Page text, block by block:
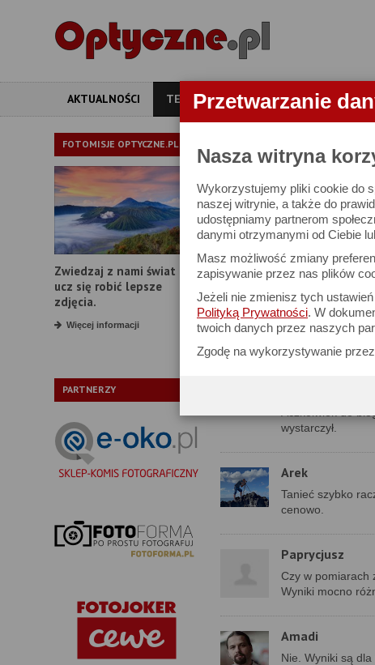
Przetwarzanie
Nasza witryna
Wykorzystujemy pliki cookie do
naszej witrynie, a także do
udostępniamy partnerom
danymi otrzymanymi od Ciebie
Masz możliwość zmiany
zapisywanie przez nas plików
Jeżeli nie zmienisz tych
Polityką Prywatności. W
twoich danych przez naszych
Zgodę na wykorzystywanie
AKTUALNOŚCI TESTY ARTYKUŁY APARATY
FOTOMISJE OPTYCZNE.PL
Zwiedzaj z nami świat i
ucz się robić lepsze
zdjęcia.
Więcej informacji
PARTNERZY
INNE TESTY
Sony A7R VI -
30 czerwca 2026
KOMENTARZE
Aczkolwiek do
wystarczył.
Arek
Tanieć szybko
cenowo.
Paprycjusz
Czy w pomiarach
Wyniki mocno
Amadi
Nie. Wyniki są